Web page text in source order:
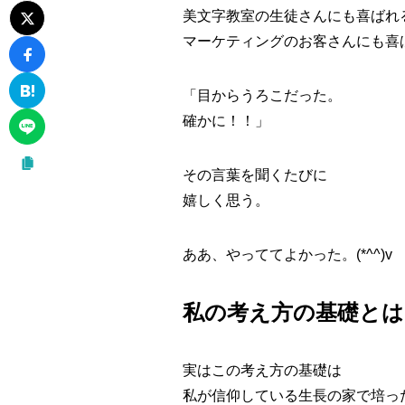
美文字教室の生徒さんにも喜ばれ
マーケティングのお客さんにも喜
「目からうろこだった。
確かに！！」
その言葉を聞くたびに
嬉しく思う。
ああ、やっててよかった。(*^^)v
私の考え方の基礎とは
実はこの考え方の基礎は
私が信仰している生長の家で培っ